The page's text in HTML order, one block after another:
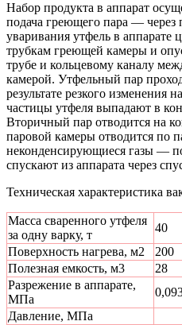
Набор продукта в аппарат
подача греющего пара — через
уваривания утфель в аппарате
трубкам греющей камеры и
трубе и кольцевому каналу
камерой. Утфельный пар
результате резкого изменения
частицы утфеля выпадают в
Вторичный пар отводится на
паровой камеры отводится по
неконденсирующиеся газы —
спускают из аппарата через
Техническая характеристика
Масса сваренного утфеля
за одну варку, т
40
Поверхность нагрева, м2
200
Полезная емкость, м3
28
Разрежение в аппарате,
МПа
Давление, МПа